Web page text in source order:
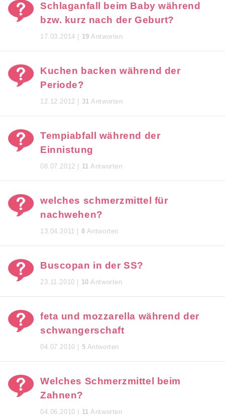
Schlaganfall beim Baby während
bzw. kurz nach der Geburt?
17.03.2014 | 19 Antworten
Kuchen backen während der
Periode?
12.12.2012 | 31 Antworten
Tempiabfall während der
Einnistung
08.07.2012 | 11 Antworten
welches schmerzmittel für
nachwehen?
13.04.2011 | 8 Antworten
Buscopan in der SS?
23.11.2010 | 10 Antworten
feta und mozzarella während der
schwangerschaft
04.07.2010 | 5 Antworten
Welches Schmerzmittel beim
Zahnen?
04.06.2010 | 11 Antworten